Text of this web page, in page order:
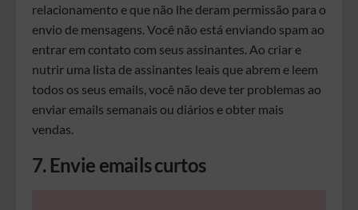
relacionamento e que não lhe deram permissão para o
envio de mensagens. Você não está enviando spam ao
entrar em contato com seus assinantes. Ao criar e
nutrir uma lista de assinantes leais que abrem e leem
todos os seus emails, você não deve ter problemas ao
enviar emails semanais ou diários e obter mais
vendas.
7. Envie emails curtos